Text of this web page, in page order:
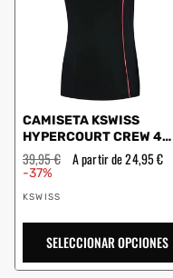
CAMISETA KSWISS
HYPERCOURT CREW 4
1910943 MUJER NEGRO
Precio
habitual
39,95 € Precio
de
A partir de 24,95 €
-37%
Proveedor:
KSWISS
SELECCIONAR OPCIONES